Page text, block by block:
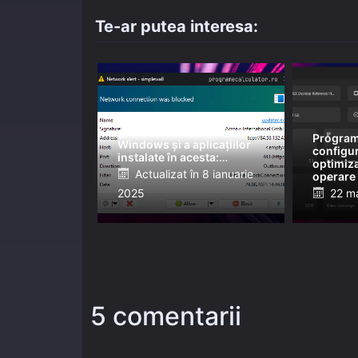
Te-ar putea interesa:
gestionarea conexiunilor
Windows și a aplicațiilor
instalate în acesta:
simplewall
Posted
on
Actualizat în 8 ianuarie
2025
Wintoys
22
5 comentarii